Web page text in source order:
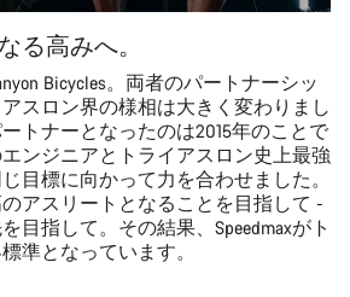
る高みへ。
Bicycles。両者のパートナーシッ
スロン界の様相は大きく変わりまし
トナーとなったのは2015年のことで
ンジニアとトライアスロン史上最強
目標に向かって力を合わせました。
アスリートとなることを目指して -
目指して。その結果、Speedmaxがト
準となっています。